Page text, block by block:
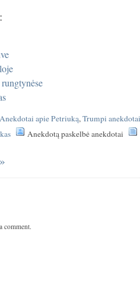
Anekdotai apie Petriuką,Trumpi
Anekdotą paskelbė anekdotai
comment.